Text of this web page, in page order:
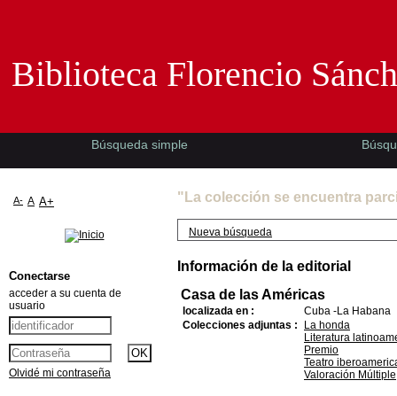
"La colección se encuentra
Nueva búsqueda
Información de la editorial
Casa de las Américas
localizada en :
Cuba -La Habana
Colecciones adjuntas :
La honda
Literatura
Premio
Teatro
Valoración Múltiple
Biblioteca Florencio
Búsqueda simple
A- A A+
Conectarse
acceder a su cuenta de
usuario
Olvidé mi contraseña